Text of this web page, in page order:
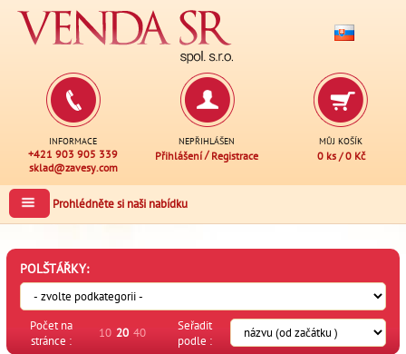
INFORMACE
+421 903 905 339
sklad@zavesy.com
NEPŘIHLÁŠEN
Přihlášení/ Registrace
MŮJ KOŠÍK
0 ks/0 Kč
Prohlédněte si naši nabídku
POLŠTÁŘKY:
Počet na
stránce :
10 20 40
Seřadit
podle :